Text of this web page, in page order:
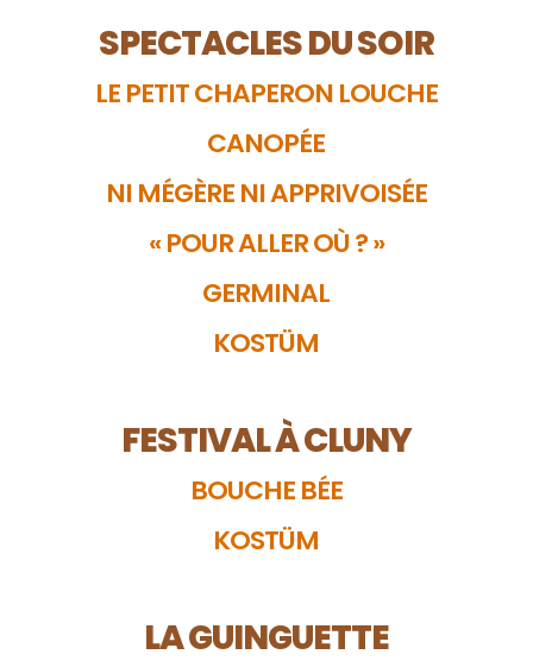
SPECTACLES DU SOIR
LE PETIT CHAPERON LOUCHE
CANOPÉE
NI MÉGÈRE NI APPRIVOISÉE
« POUR ALLER OÙ ? »
GERMINAL
KOSTÜM
FESTIVAL À CLUNY
BOUCHE BÉE
KOSTÜM
LA GUINGUETTE